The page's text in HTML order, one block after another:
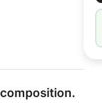
composition.